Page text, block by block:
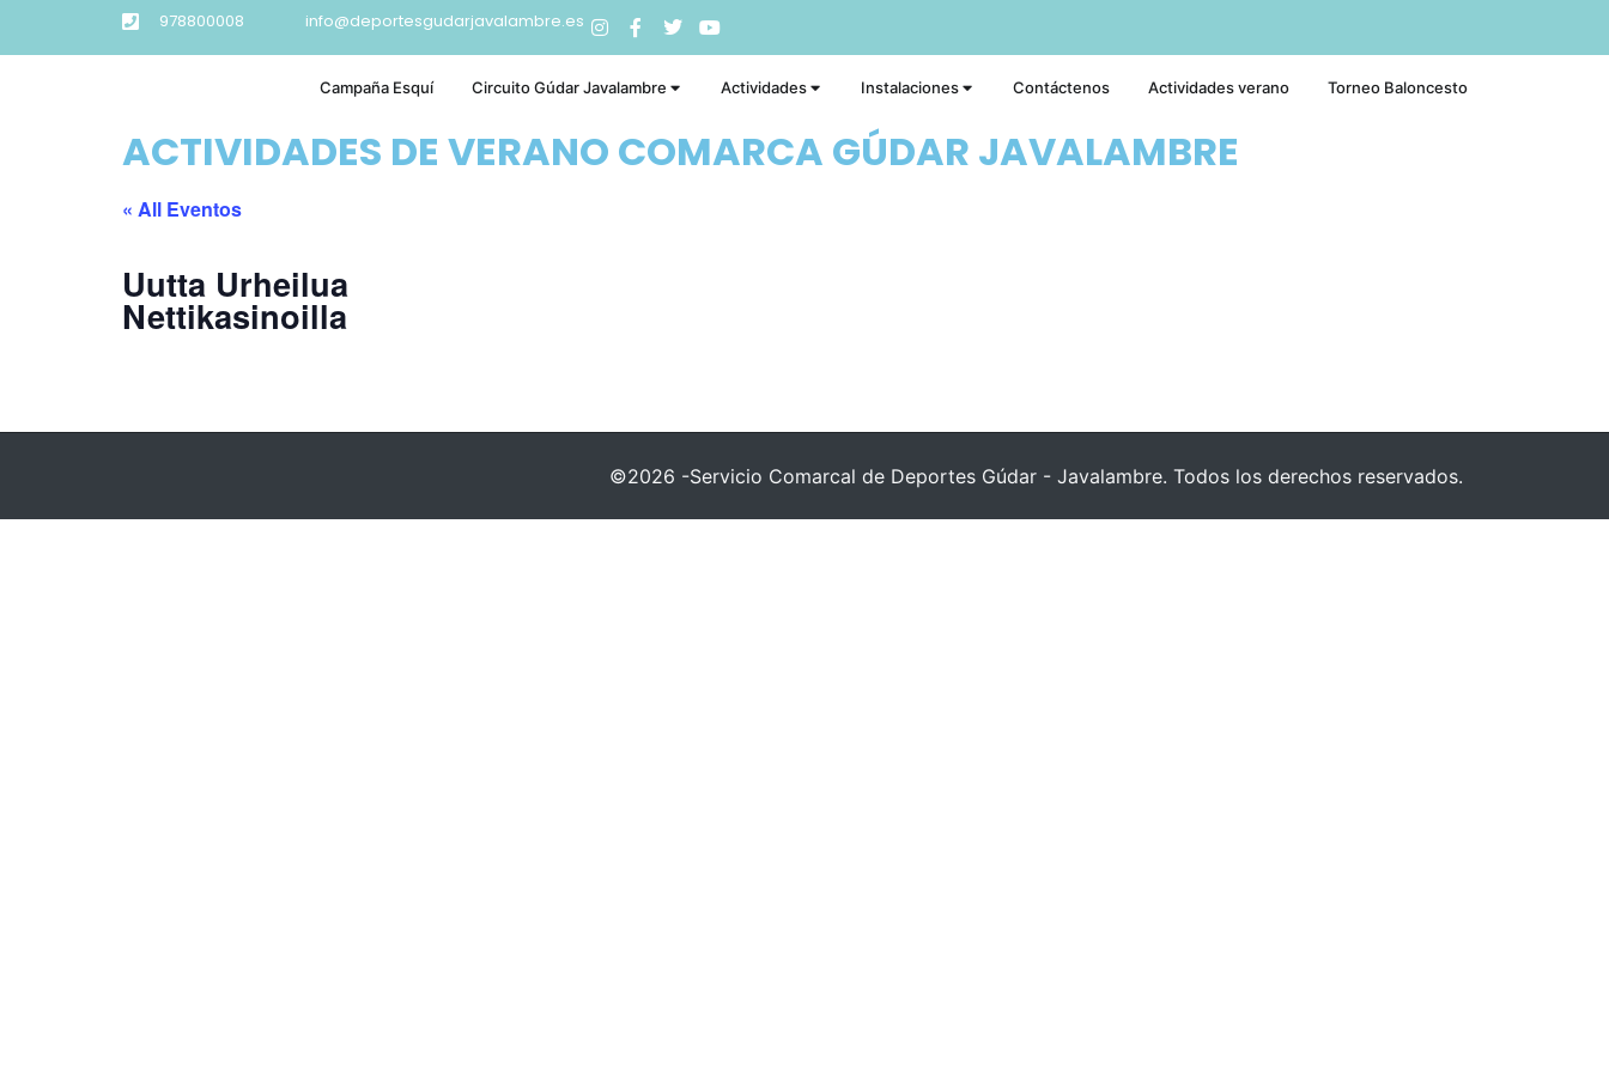
978800008 info@deportesgudarjavalambre.es
Campaña Esquí Circuito Gúdar Javalambre Actividades Instalaciones Contáctenos Actividades verano Torneo Baloncesto
ACTIVIDADES DE VERANO COMARCA GÚDAR JAVALAMBRE
« All Eventos
Uutta Urheilua
Nettikasinoilla
©2026 -Servicio Comarcal de Deportes Gúdar - Javalambre. Todos los derechos reservados.